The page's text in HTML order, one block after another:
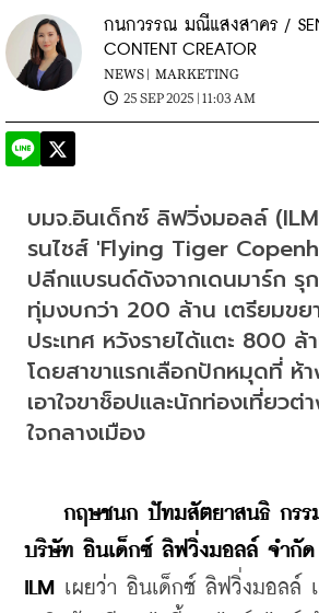
กนกวรรณ มณีแสงสาคร /
CONTENT CREATOR
NEWS | MARKETING
25 SEP 2025 | 11:03 AM
บมจ.อินเด็กซ์ ลิฟวิ่งมอลล์
รนไชส์ 'Flying Tiger
ปลีกแบรนด์ดังจากเดนมาร์ก รุ
ทุ่มงบกว่า 200 ล้าน เตรียมขย
ประเทศ หวังรายได้แตะ 800 ล้
โดยสาขาแรกเลือกปักหมุดที่ ห้า
เอาใจขาช็อปและนักท่องเที่ยวต่
ใจกลางเมือง
กฤษชนก ปัทมสัตยาสนธิ กรร
บริษัท อินเด็กซ์ ลิฟวิ่งมอลล์ จำกั
ILM
เผยว่า อินเด็กซ์ ลิฟวิ่งมอลล์